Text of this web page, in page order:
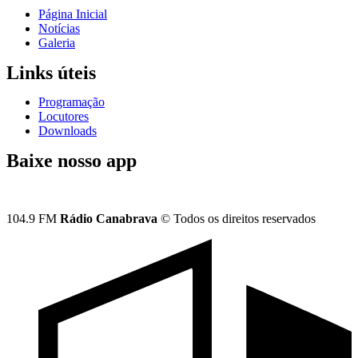
Página Inicial
Notícias
Galeria
Links úteis
Programação
Locutores
Downloads
Baixe nosso app
104.9 FM Rádio Canabrava © Todos os direitos reservados